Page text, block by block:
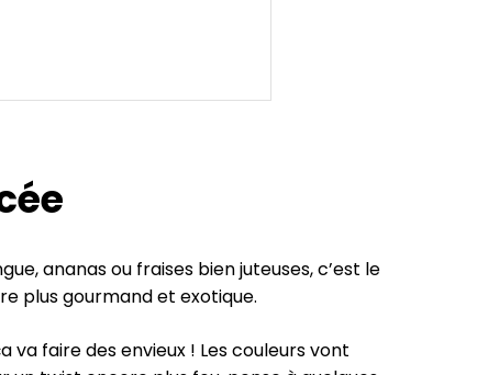
ananas ou fraises bien juteuses, c’est le
plus gourmand et exotique.
va faire des envieux ! Les couleurs vont